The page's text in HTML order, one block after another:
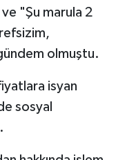
"Şu marula 2
olmuştu.
isyan
sosyal